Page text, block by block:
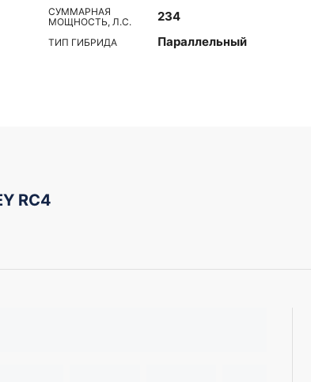
СУММАРНАЯ
МОЩНОСТЬ, Л.С.
234
ТИП ГИБРИДА Параллельный
RC4